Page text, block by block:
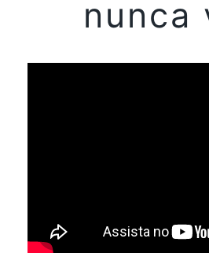
nunca